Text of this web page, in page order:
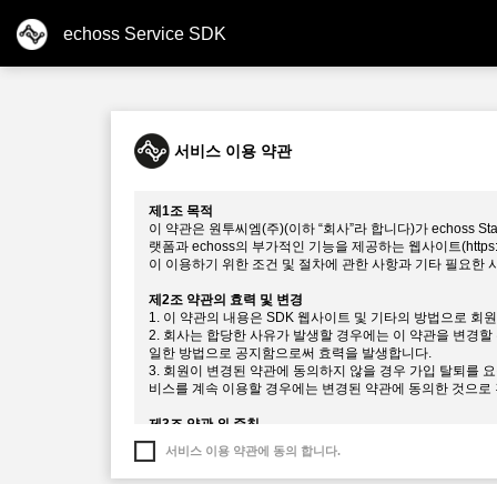
echoss Service SDK
서비스 이용 약관
제1조 목적
이 약관은 원투씨엠(주)(이하 “회사”라 합니다)가 echoss
랫폼과 echoss의 부가적인 기능을 제공하는 웹사이트
이 이용하기 위한 조건 및 절차에 관한 사항과 기타 필요한
제2조 약관의 효력 및 변경
1. 이 약관의 내용은 SDK 웹사이트 및 기타의 방법으로 회
2. 회사는 합당한 사유가 발생할 경우에는 이 약관을 변경
일한 방법으로 공지함으로써 효력을 발생합니다.
3. 회원이 변경된 약관에 동의하지 않을 경우 가입 탈퇴를
비스를 계속 이용할 경우에는 변경된 약관에 동의한 것으로
제3조 약관 외 준칙
1. 본 약관의 공지 및 변경사항은 “SDK 웹사이트”를 통해
2. 본 약관에 명시되지 않은 사항은 전기통신사업법 및 기
서비스 이용 약관에 동의 합니다.